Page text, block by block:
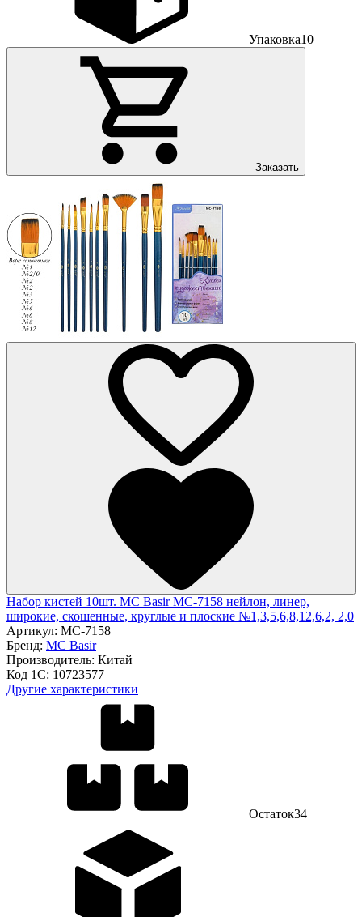
Упаковка10
Заказать
Набор кистей 10шт. MC Basir MC-7158 нейлон, линер,
широкие, скошенные, круглые и плоские №1,3,5,6,8,12,6,2, 2,0
Артикул: MC-7158
Бренд: MC Basir
Производитель: Китай
Код 1С: 10723577
Другие характеристики
Остаток34